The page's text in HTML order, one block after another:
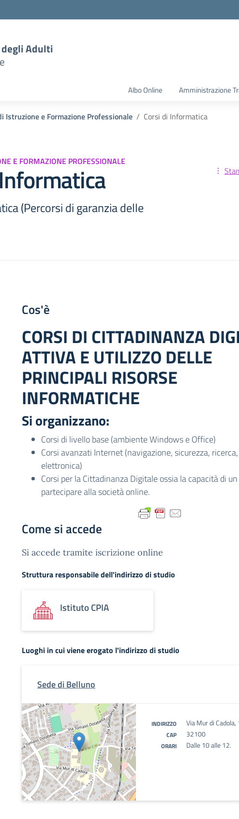
Adulti
Albo Online Amministrazione
Istruzione e Formazione Professionale Corsi di Informatica
E FORMAZIONE PROFESSIONALE
(Percorsi di garanzia delle
Cos'è
CORSI DI CITTADINANZA
ATTIVA E UTILIZZO DELLE
PRINCIPALI RISORSE
INFORMATICHE
Si organizzano:
Corsi di livello base (ambiente Windows e Office)
Corsi avanzati Internet (navigazione, sicurezza,
elettronica)
Corsi per la Cittadinanza Digitale ossia la capacità di
partecipare alla società online.
Come si accede
Si accede tramite iscrizione online
Struttura responsabile dell'indirizzo di studio
Istituto CPIA
Luoghi in cui viene erogato l'indirizzo di studio
Sede di Belluno
INDIRIZZO Via Mur di
CAP 32100
ORARI Dalle 10 alle 12.